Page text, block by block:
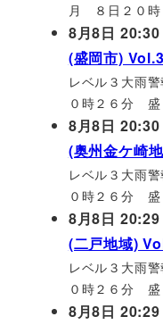
月 ８日２０
8月8日 20:30
(盛岡市)
レベル３大雨
０時２６分
8月8日 20:30
(奥州金ケ崎
レベル３大雨
０時２６分
8月8日 20:29
(二戸地域)
レベル３大雨
０時２６分
8月8日 20:29